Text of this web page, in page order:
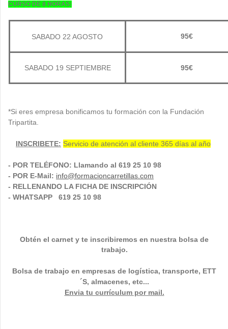
CURSO DE 8 HORAS:
SABADO 22 AGOSTO 95€
SABADO 19 SEPTIEMBRE 95€
*Si eres empresa bonificamos tu formación con la Fundación
Tripartita.
INSCRIBETE: Servicio de atención al cliente 365 días al año
- POR TELÉFONO: Llamando al 619 25 10 98
- POR E-Mail: info@formacioncarretillas.com
- RELLENANDO LA FICHA DE INSCRIPCIÓN
- WHATSAPP 619 25 10 98
Obtén el carnet y te inscribiremos en nuestra bolsa de
trabajo.
Bolsa de trabajo en empresas de logística, transporte, ETT
´S, almacenes, etc...
Envia tu currículum por mail.